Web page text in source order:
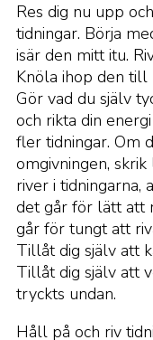
Res dig nu upp
tidningar. Börja
isär den mitt itu.
Knöla ihop den
Gör vad du själv
och rikta din
fler tidningar. Om
omgivningen,
river i tidningarna,
det går för lätt att
går för tungt att
Tillåt dig själv att
Tillåt dig själv att
tryckts undan.
Håll på och riv